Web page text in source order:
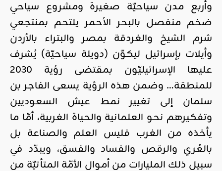
وأربع مدن سياحيّة صغيرة ومشروع سياحي
ضخم منفصل بالبحر الأحمر يلتحم بمنتجعي
شرم الشيخ والغردقة بمصر والبتراء بالأردن
وأيلات بإسرائيل ليكوّن (دويلة سياحيّة) يُشرف
عليها الإسرائيليّون بمقتضى رؤية 2030
للمنطقة… وضمن هذه الرؤية يسعى الفاجر بن
سلمان إلى تغيير نمط عيش السعوديين
وتفكيرهم نحو العلمانية والحياة الغربية، أمّا ما
يأخذه من الغرب فليس العلم والصناعة بل
بالعُري والرقص والفساد والفسق، ويبدّد في
سبيل ذلك المليارات من أموال الأمّة المتأتيّة من